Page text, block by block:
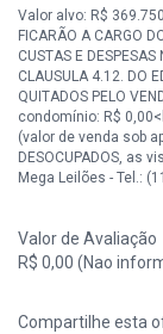
Valor alvo: R$
FICARÃO A CARGO
CUSTAS E
CLAUSULA 4.12. DO
QUITADOS PELO
condomínio: R$
(valor de venda sob
DESOCUPADOS, as
Mega Leilões - Tel.:
ilustrativo.
Valor de Avaliação
R$ 0,00 (Nao
Compartilhe esta